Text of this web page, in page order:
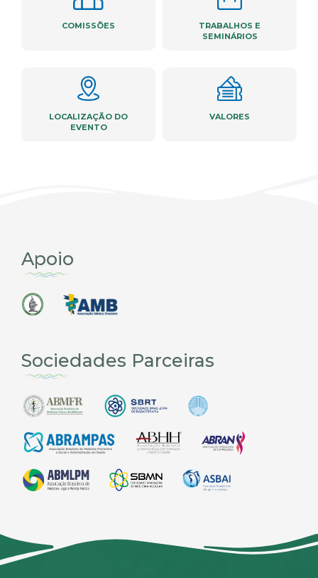
COMISSÕES
TRABALHOS E
SEMINÁRIOS
LOCALIZAÇÃO DO
EVENTO
VALORES
Apoio
Sociedades Parceiras